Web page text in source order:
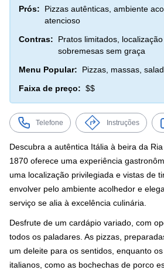
Prós:
Pizzas autênticas, ambiente
atencioso
Contras:
Pratos limitados,
sobremesas sem graça
Menu Popular:
Pizzas, massas,
Faixa de preço: $$
Telefone Instruções
Descubra a autêntica Itália à beira da
1870 oferece uma experiência
uma localização privilegiada e vistas de
envolver pelo ambiente acolhedor e
serviço se alia à excelência culinária.
Desfrute de um cardápio variado, com
todos os paladares. As pizzas,
um deleite para os sentidos, enquanto
italianos, como as bochechas de porco